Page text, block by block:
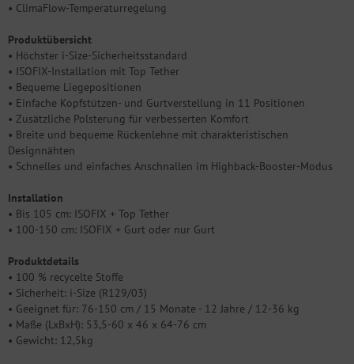
• ClimaFlow-Temperaturregelung
Produktübersicht
• Höchster i-Size-Sicherheitsstandard
• ISOFIX-Installation mit Top Tether
• Bequeme Liegepositionen
• Einfache Kopfstützen- und Gurtverstellung in 11 Positionen
• Zusätzliche Polsterung für verbesserten Komfort
• Breite und bequeme Rückenlehne mit charakteristischen
Designnähten
• Schnelles und einfaches Anschnallen im Highback-Booster-Modus
Installation
• Bis 105 cm: ISOFIX + Top Tether
• 100-150 cm: ISOFIX + Gurt oder nur Gurt
Produktdetails
• 100 % recycelte Stoffe
• Sicherheit: i-Size (R129/03)
• Geeignet für: 76-150 cm / 15 Monate - 12 Jahre / 12-36 kg
• Maße (LxBxH): 53,5-60 x 46 x 64-76 cm
• Gewicht: 12,5kg